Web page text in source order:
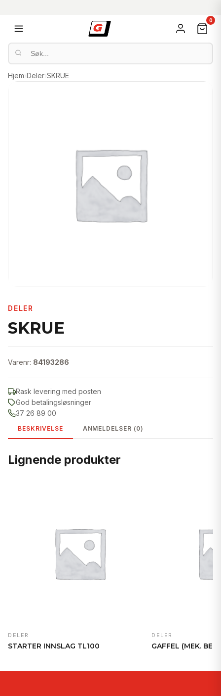
0
Hjem›Deler›SKRUE
DELER
SKRUE
Varenr: 84193286
Rask levering med posten
God betalingsløsninger
37 26 89 00
BESKRIVELSE ANMELDELSER (0)
Lignende produkter
DELER
STARTER INNSLAG TL100
DELER
GAFFEL (MEK.